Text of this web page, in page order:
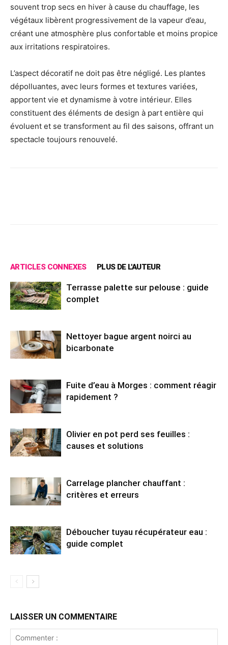
souvent trop secs en hiver à cause du chauffage, les
végétaux libèrent progressivement de la vapeur d’eau,
créant une atmosphère plus confortable et moins propice
aux irritations respiratoires.
L’aspect décoratif ne doit pas être négligé. Les plantes
dépolluantes, avec leurs formes et textures variées,
apportent vie et dynamisme à votre intérieur. Elles
constituent des éléments de design à part entière qui
évoluent et se transforment au fil des saisons, offrant un
spectacle toujours renouvelé.
ARTICLES CONNEXES PLUS DE L'AUTEUR
Terrasse palette sur pelouse : guide
complet
Nettoyer bague argent noirci au
bicarbonate
Fuite d’eau à Morges : comment réagir
rapidement ?
Olivier en pot perd ses feuilles :
causes et solutions
Carrelage plancher chauffant :
critères et erreurs
Déboucher tuyau récupérateur eau :
guide complet
LAISSER UN COMMENTAIRE